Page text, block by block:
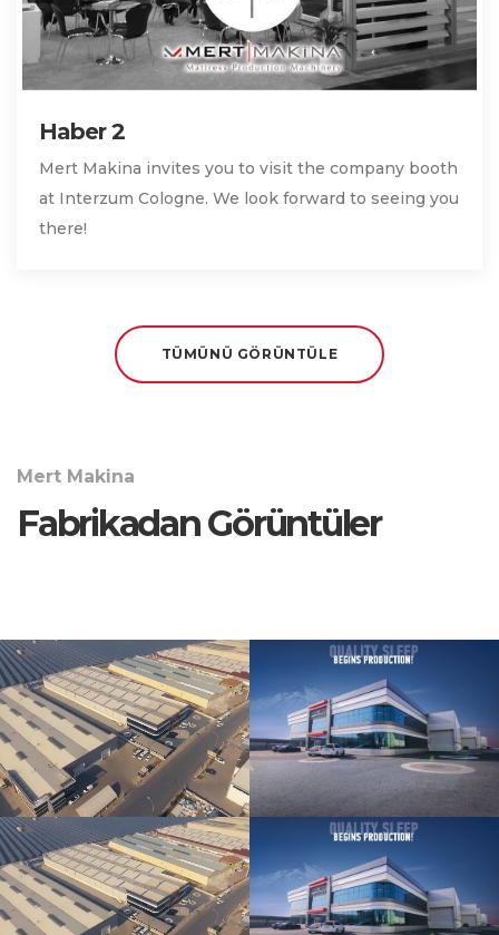
Haber 2
Mert Makina invites you to visit the company booth
at Interzum Cologne. We look forward to seeing you
there!
TÜMÜNÜ GÖRÜNTÜLE
Mert Makina
Fabrikadan Görüntüler